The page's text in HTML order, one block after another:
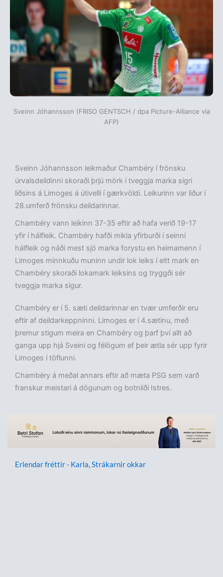
Sveinn Jóhannsson (FRISO GENTSCH / dpa Picture-Alliance via
AFP)
Sveinn Jóhannsson leikmaður Chambéry í frönsku
úrvalsdeildinni skoraði þrjú mörk í tveggja marka sigri
liðsins á Limoges á útivelli í gærkvöldi. Leikurinn var liður í
28.umferð frönsku deildarinnar.
Chambéry vann leikinn 37-35 eftir að hafa verið 19-17
yfir í hálfleik. Chambéry hafði mikla yfirburði í seinni
hálfleik og náði mest sjö marka forystu en heimamenn í
Limoges minnkuðu muninn undir lok leiks í eitt mark en
Chambéry skoraði lokamark leiksins og tryggði sér
tveggja marka sigur.
Chambéry er í 5. sæti deildarinnar en tvær umferðir eru
eftir af deildarkeppninni. Limoges er í 4.sætinu, með
þremur stigum meira en Chambéry og þarf því allt að
ganga upp hjá Sveini og félögum ef þeir ætla sér upp fyrir
Limoges í töflunni.
Chambéry á meðal annars eftir að mæta PSG sem varð
franskur meistari á dögunum og botnliði Istres.
Erlendar fréttir - Karla,Strákarnir okkar